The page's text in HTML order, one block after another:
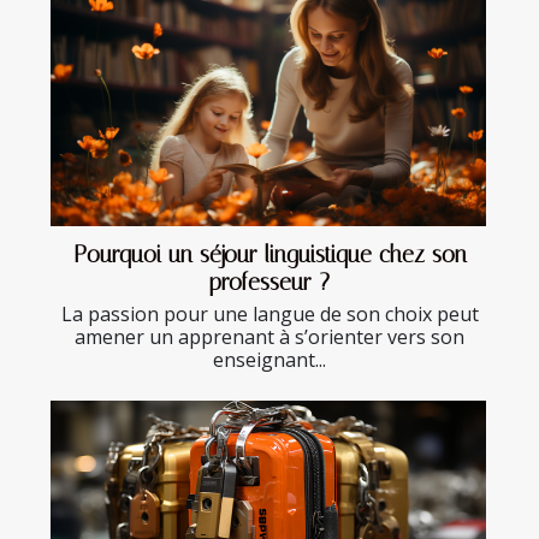
Pourquoi un séjour linguistique chez son
professeur ?
La passion pour une langue de son choix peut
amener un apprenant à s’orienter vers son
enseignant...